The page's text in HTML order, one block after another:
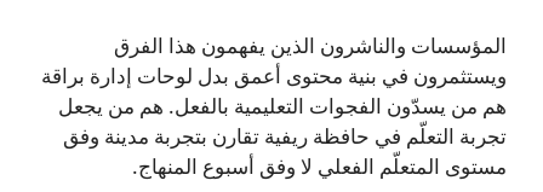
المؤسسات والناشرون الذين يفهمون هذا الفرق
ويستثمرون في بنية محتوى أعمق بدل لوحات إدارة براقة
هم من يسدّون الفجوات التعليمية بالفعل. هم من يجعل
تجربة التعلّم في حافظة ريفية تقارن بتجربة مدينة وفق
مستوى المتعلّم الفعلي لا وفق أسبوع المنهاج.